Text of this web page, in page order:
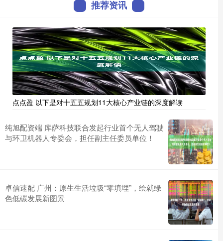
推荐资讯
点点盈 以下是对十五五规划11大核心产业链的深度解读
纯旭配资端 库萨科技联合发起行业首个无人驾驶
与环卫机器人专委会，担任副主任委员单位！
卓信速配 广州：原生生活垃圾“零填埋”，绘就绿
色低碳发展新图景